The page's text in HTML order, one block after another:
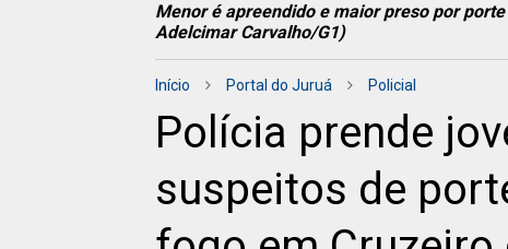
Menor é apreendido e maior preso por
Adelcimar Carvalho/G1)
Início Portal do Juruá Policial
Polícia prende
suspeitos de